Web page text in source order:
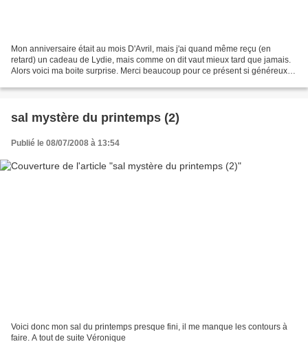
Mon anniversaire était au mois D'Avril, mais j'ai quand même reçu (en
retard) un cadeau de Lydie, mais comme on dit vaut mieux tard que jamais.
Alors voici ma boite surprise. Merci beaucoup pour ce présent si généreux.
sal mystère du printemps (2)
Publié le 08/07/2008 à 13:54
Voici donc mon sal du printemps presque fini, il me manque les contours à
faire. A tout de suite Véronique